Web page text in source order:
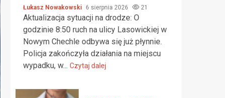
Łukasz Nowakowski 6 sierpnia 2026 21
Aktualizacja sytuacji na drodze: O
godzinie 8:50 ruch na ulicy Lasowickiej w
Nowym Chechle odbywa się już płynnie.
Policja zakończyła działania na miejscu
wypadku, w... Czytaj dalej